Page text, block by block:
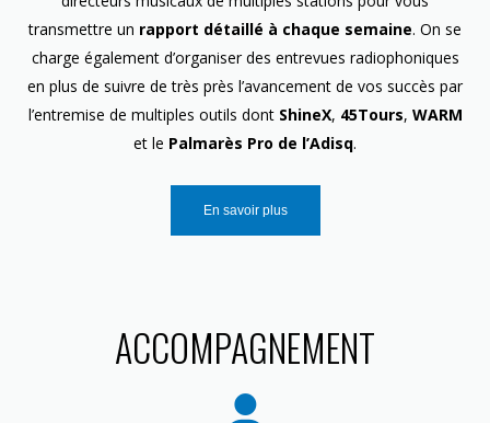
transmettre un rapport détaillé à chaque semaine. On se
charge également d’organiser des entrevues radiophoniques
en plus de suivre de très près l’avancement de vos succès par
l’entremise de multiples outils dont ShineX, 45Tours, WARM
et le Palmarès Pro de l’Adisq.
En savoir plus
ACCOMPAGNEMENT